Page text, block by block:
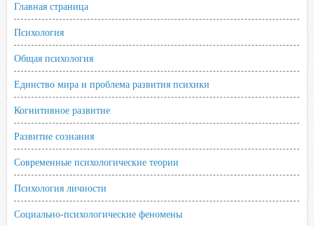
Главная страница
Психология
Общая психология
Единство мира и проблема развития психики
Когнитивное развитие
Развитие сознания
Современные психологические теории
Психология личности
Социально-психологические феномены